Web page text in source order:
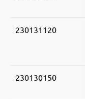
230131120
230130150